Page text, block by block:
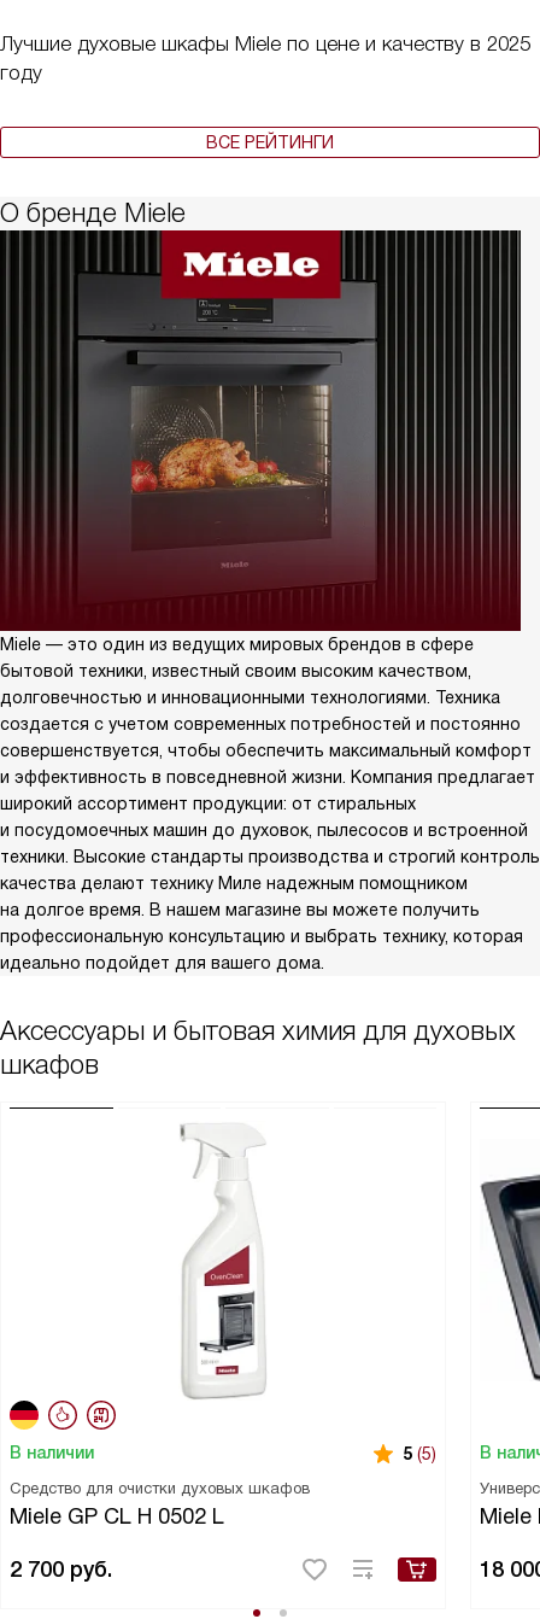
Лучшие духовые шкафы Miele по цене и качеству в 2025
году
ВСЕ РЕЙТИНГИ
О бренде Miele
Miele — это один из ведущих мировых брендов в сфере
бытовой техники, известный своим высоким качеством,
долговечностью и инновационными технологиями. Техника
создается с учетом современных потребностей и постоянно
совершенствуется, чтобы обеспечить максимальный комфорт
и эффективность в повседневной жизни. Компания предлагает
широкий ассортимент продукции: от стиральных
и посудомоечных машин до духовок, пылесосов и встроенной
техники. Высокие стандарты производства и строгий контроль
качества делают технику Миле надежным помощником
на долгое время. В нашем магазине вы можете получить
профессиональную консультацию и выбрать технику, которая
идеально подойдет для вашего дома.
Аксессуары и бытовая химия для духовых
шкафов
В наличии 5 (5)
Средство для очистки духовых шкафов
Miele GP CL H 0502 L
2 700 руб.
В
Miele
18